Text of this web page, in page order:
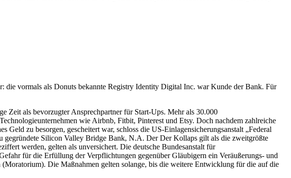
die vormals als Donuts bekannte Registry Identity Digital Inc. war Kunde der Bank. Für
Zeit als bevorzugter Ansprechpartner für Start-Ups. Mehr als 30.000
wie Airbnb, Fitbit, Pinterest und Etsy. Doch nachdem zahlreiche
zu besorgen, gescheitert war, schloss die US-Einlagensicherungsanstalt „Federal
gegründete Silicon Valley Bridge Bank, N.A. Der Der Kollaps gilt als die zweitgrößte
werden, gelten als unversichert. Die deutsche Bundesanstalt für
für die Erfüllung der Verpflichtungen gegenüber Gläubigern ein Veräußerungs- und
Die Maßnahmen gelten solange, bis die weitere Entwicklung für die auf die